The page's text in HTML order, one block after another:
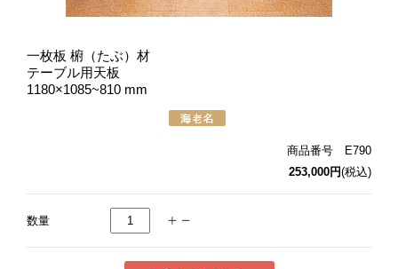
一枚板 椨（たぶ）材
テーブル用天板
1180×1085~810 mm
商品番号 E790
253,000円(税込)
数量